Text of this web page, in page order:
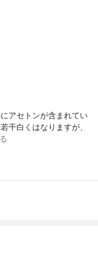
アセトンが含まれてい
干白くはなりますが、